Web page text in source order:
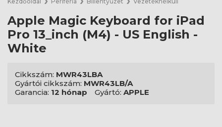
Apple Magic Keyboard for iPad
Pro 13_inch (M4) - US English -
White
Cikkszám: MWR43LBA
Gyártói cikkszám: MWR43LB/A
Garancia: 12 hónap Gyártó: APPLE